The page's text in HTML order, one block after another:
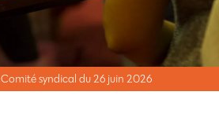
Comité syndical du 26 juin 2026